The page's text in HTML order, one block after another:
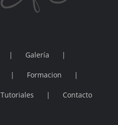
Galería
Formacion
Tutoriales Contacto